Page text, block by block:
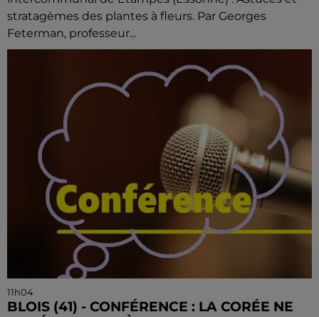
stratagèmes des plantes à fleurs. Par Georges
Feterman, professeur...
11h04
BLOIS (41) - CONFÉRENCE : LA CORÉE NE